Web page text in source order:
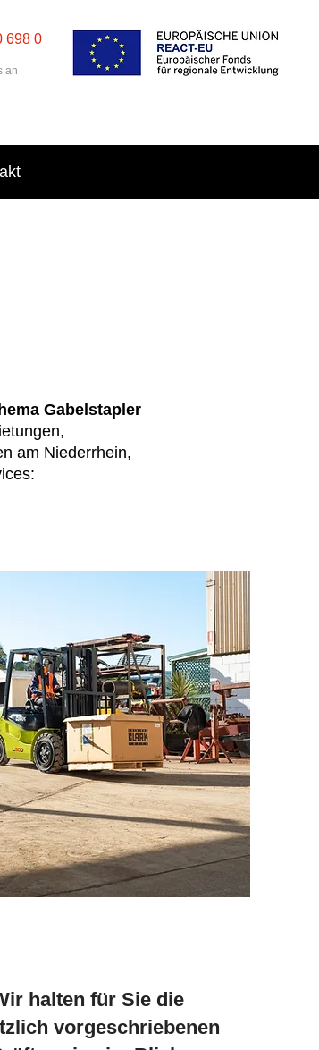
698 0
an
Gabelstapler
am Niederrhein,
halten für Sie die
vorgeschriebenen